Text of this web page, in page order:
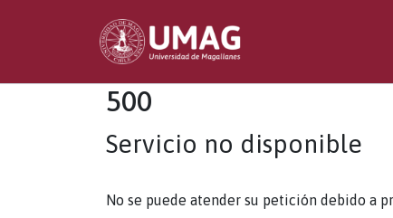
500
Servicio no disponible
No se puede atender su petición debido a